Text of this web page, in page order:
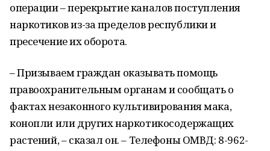
операции – перекрытие каналов поступления
наркотиков из-за пределов республики и
пресечение их оборота.
– Призываем граждан оказывать помощь
правоохранительным органам и сообщать о
фактах незаконного культивирования мака,
конопли или других наркотикосодержащих
растений, – сказал он. – Телефоны ОМВД: 8-962-